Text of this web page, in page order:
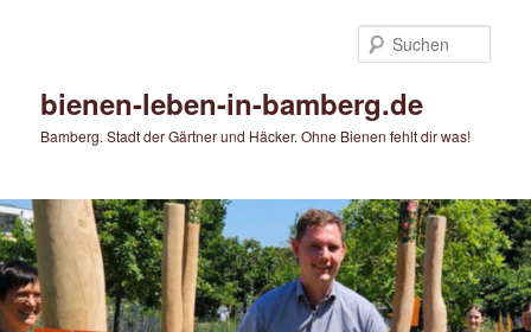
bienen-leben-in-bamberg.de
Bamberg. Stadt der Gärtner und Häcker. Ohne Bienen fehlt dir was!